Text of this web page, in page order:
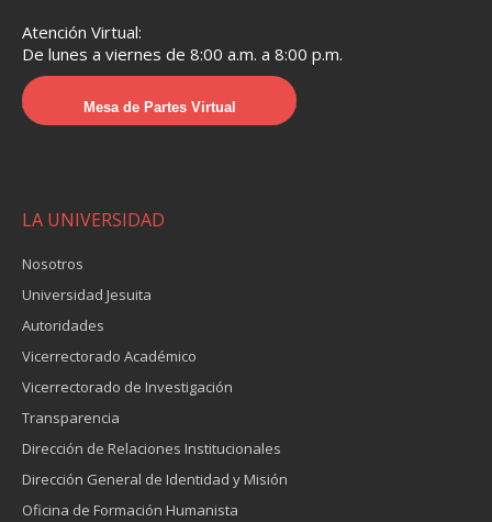
Atención Virtual:
De lunes a viernes de 8:00 a.m. a 8:00 p.m.
Mesa de Partes Virtual
LA UNIVERSIDAD
Nosotros
Universidad Jesuita
Autoridades
Vicerrectorado Académico
Vicerrectorado de Investigación
Transparencia
Dirección de Relaciones Institucionales
Dirección General de Identidad y Misión
Oficina de Formación Humanista